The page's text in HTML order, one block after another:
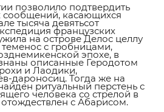
позволило подтвердить
сообщений, касающихся
тысяча девятьсот
французских
на острове Делос целлу
с гробницами,
эпохе, в
описанные Геродотом
и Лаодики,
дароносиц. Тогда же на
ритуальный перстень с
человека со стрелой в
с Абарисом.